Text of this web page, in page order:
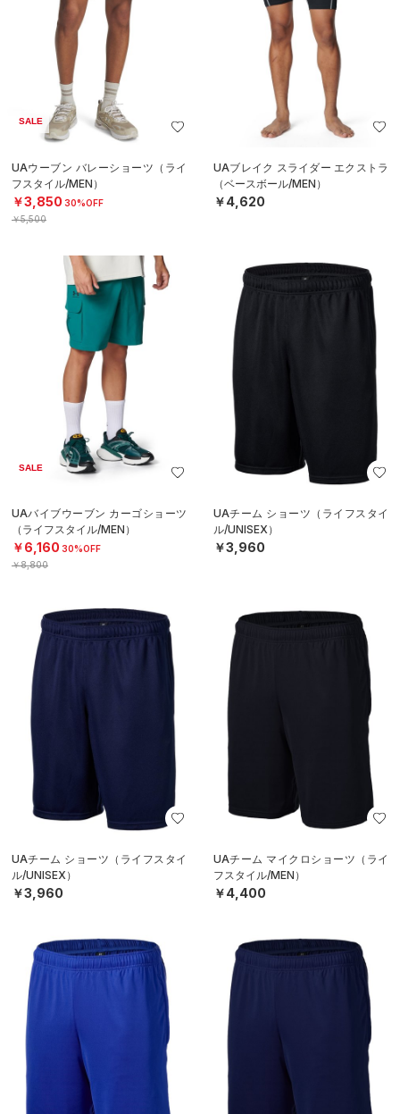
SALE
UAウーブン バレーショーツ（ライ
フスタイル/MEN）
￥3,850 30%OFF
￥5,500
UAブレイク スライダー エクストラ
（ベースボール/MEN）
￥4,620
SALE
UAバイブウーブン カーゴショーツ
（ライフスタイル/MEN）
￥6,160 30%OFF
￥8,800
UAチーム ショーツ（ライフスタイ
ル/UNISEX）
￥3,960
UAチーム ショーツ（ライフスタイ
ル/UNISEX）
￥3,960
UAチーム マイクロショーツ（ライ
フスタイル/MEN）
￥4,400